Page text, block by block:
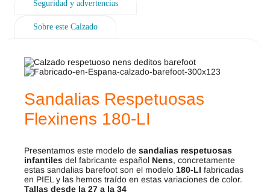
Seguridad y advertencias
Sobre este Calzado
Sandalias Respetuosas
Flexinens 180-LI
Presentamos este modelo de sandalias respetuosas
infantiles del fabricante español Nens, concretamente
estas sandalias barefoot son el modelo 180-LI fabricadas
en PIEL y las hemos traído en estas variaciones de color.
Tallas desde la 27 a la 34